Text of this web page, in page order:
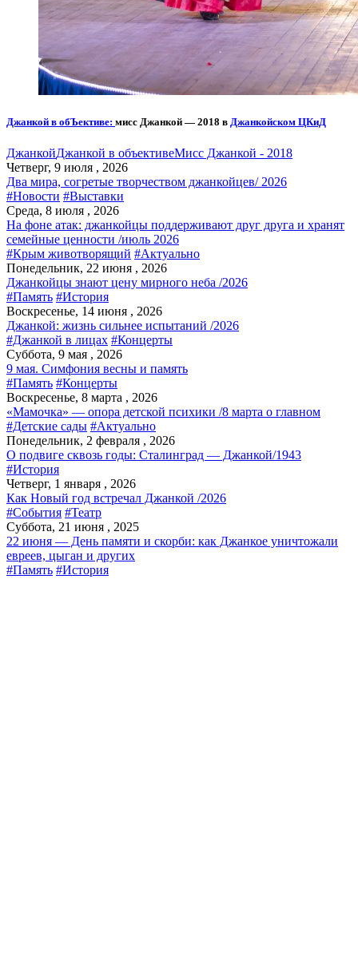
Джанкой в обЪективе: мисс Джанкой — 2018 в Джанкойском ЦКиД
ДжанкойДжанкой в объективеМисс Джанкой - 2018
Четверг, 9 июля , 2026
Два мира, согретые творчеством джанкойцев/ 2026
#Новости #Выставки
Среда, 8 июля , 2026
На фоне атак: джанкойцы поддерживают друг друга и хранят
семейные ценности /июль 2026
#Крым животворящий #Актуально
Понедельник, 22 июня , 2026
Джанкойцы знают цену мирного неба /2026
#Память #История
Воскресенье, 14 июня , 2026
Джанкой: жизнь сильнее испытаний /2026
#Джанкой в лицах #Концерты
Суббота, 9 мая , 2026
9 мая. Симфония весны и память
#Память #Концерты
Воскресенье, 8 марта , 2026
«Мамочка» — опора детской психики /8 марта о главном
#Детские сады #Актуально
Понедельник, 2 февраля , 2026
О подвиге сквозь годы: Сталинград — Джанкой/1943
#История
Четверг, 1 января , 2026
Как Новый год встречал Джанкой /2026
#События #Театр
Суббота, 21 июня , 2025
22 июня — День памяти и скорби: как Джанкое уничтожали
евреев, цыган и других
#Память #История